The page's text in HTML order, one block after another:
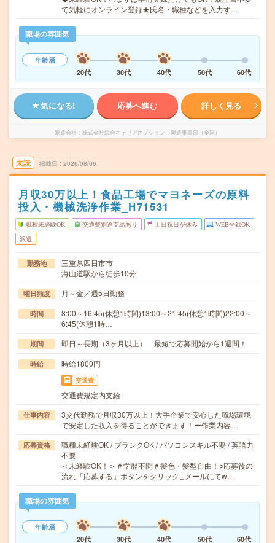
で気軽にオンライン登録★氏名・職種などを入力す…
職場の雰囲気
年齢層
20代
30代 40代 50代 60代
気になる! 応募へ進む 詳しく見る
派遣会社 株式会社綜合キャリアオプション 製造事業部（全国）
未読 掲載日 2026/08/06
月収30万以上！食品工場でマヨネーズの原料
投入・機械洗浄作業_H71531
職種未経験OK 交通費別途支給あり 土日祝日が休み WEB登録OK
派遣
勤務地
三重県四日市市
海山道駅から徒歩10分
曜日頻度 月～金／週5日勤務
時間
8:00～16:45(休憩1時間)13:00～21:45(休憩1時間)22:00～
6:45(休憩1時…
期間 即日～長期（3ヶ月以上） 最短で応募開始から1週間！
時給 時給1800円
交通費
交通費規定内支給
仕事内容
3交代勤務で月収30万以上！大手企業で安心した職場環境
で安定した収入を得ることができます！ー作業内容…
応募資格
職種未経験OK / ブランクOK / パソコンスキル不要 / 英語力
不要
＜未経験OK！＞＃学歴不問＃髪色・髪型自由！○応募後の
流れ「応募する」ボタンをクリック↓メールにてw…
職場の雰囲気
年齢層
20代
30代 40代 50代 60代